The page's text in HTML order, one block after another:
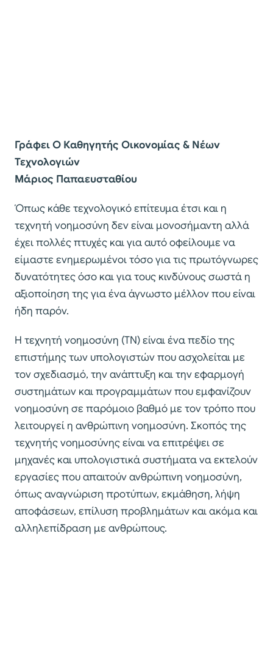
Γράφει Ο Καθηγητής Οικονομίας & Νέων
Τεχνολογιών
Μάριος Παπαευσταθίου
Όπως κάθε τεχνολογικό επίτευμα έτσι και η
τεχνητή νοημοσύνη δεν είναι μονοσήμαντη αλλά
έχει πολλές πτυχές και για αυτό οφείλουμε να
είμαστε ενημερωμένοι τόσο για τις πρωτόγνωρες
δυνατότητες όσο και για τους κινδύνους σωστά η
αξιοποίηση της για ένα άγνωστο μέλλον που είναι
ήδη παρόν.
Η τεχνητή νοημοσύνη (ΤΝ) είναι ένα πεδίο της
επιστήμης των υπολογιστών που ασχολείται με
τον σχεδιασμό, την ανάπτυξη και την εφαρμογή
συστημάτων και προγραμμάτων που εμφανίζουν
νοημοσύνη σε παρόμοιο βαθμό με τον τρόπο που
λειτουργεί η ανθρώπινη νοημοσύνη. Σκοπός της
τεχνητής νοημοσύνης είναι να επιτρέψει σε
μηχανές και υπολογιστικά συστήματα να εκτελούν
εργασίες που απαιτούν ανθρώπινη νοημοσύνη,
όπως αναγνώριση προτύπων, εκμάθηση, λήψη
αποφάσεων, επίλυση προβλημάτων και ακόμα και
αλληλεπίδραση με ανθρώπους.